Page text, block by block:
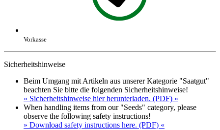
Vorkasse
Sicherheitshinweise
Beim Umgang mit Artikeln aus unserer Kategorie "Saatgut"
beachten Sie bitte die folgenden Sicherheitshinweise!
» Sicherheitshinweise hier herunterladen. (PDF) «
When handling items from our "Seeds" category, please
observe the following safety instructions!
» Download safety instructions here. (PDF) «